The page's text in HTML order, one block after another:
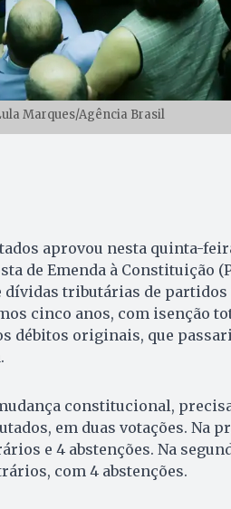
Marques/Agência Brasil
aprovou nesta quinta-
de Emenda à Constituição
tributárias de partidos
cinco anos, com isenção
débitos originais, que
constitucional,
em duas votações. Na
e 4 abstenções. Na
com 4 abstenções.